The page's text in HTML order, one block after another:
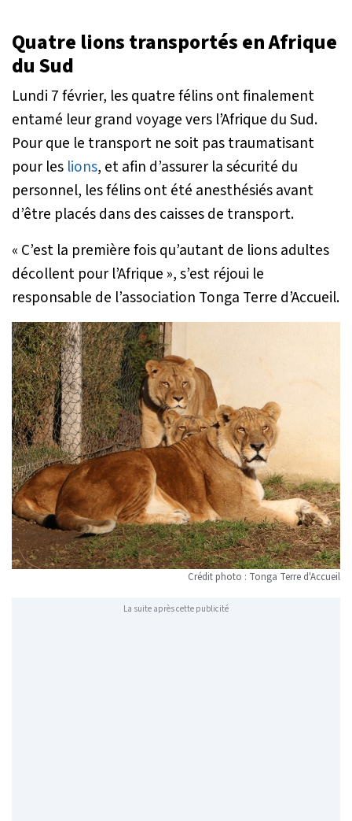
Quatre lions transportés en Afrique
du Sud
Lundi 7 février, les quatre félins ont finalement
entamé leur grand voyage vers l’Afrique du Sud.
Pour que le transport ne soit pas traumatisant
pour les lions, et afin d’assurer la sécurité du
personnel, les félins ont été anesthésiés avant
d’être placés dans des caisses de transport.
« C’est la première fois qu’autant de lions adultes
décollent pour l’Afrique », s’est réjoui le
responsable de l’association Tonga Terre d’Accueil.
Crédit photo : Tonga Terre d'Accueil
La suite après cette publicité